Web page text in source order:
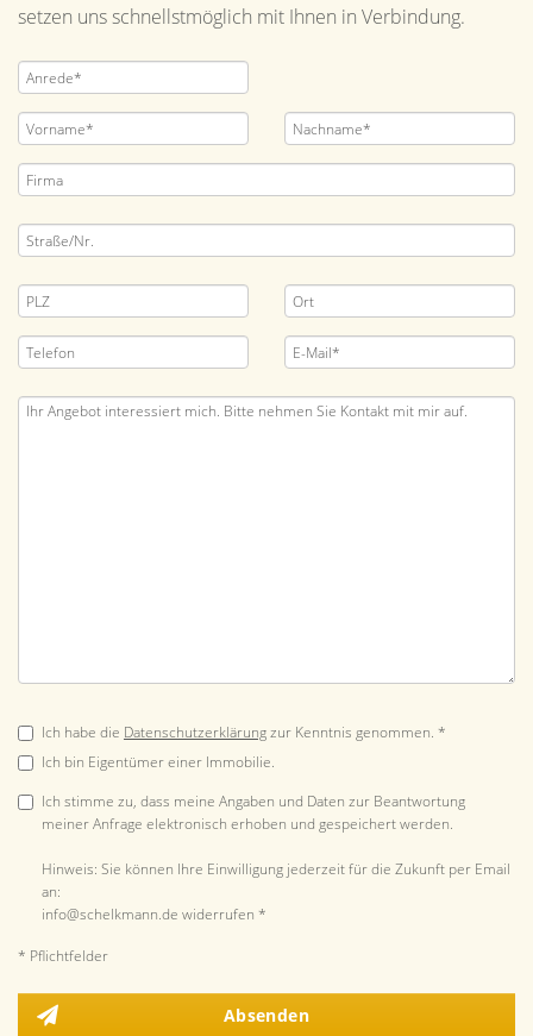
setzen uns schnellstmöglich mit Ihnen in Verbindung.
Ich habe die Datenschutzerklärungzur Kenntnis genommen. *
Ich bin Eigentümer einer Immobilie.
Ich stimme zu, dass meine Angaben und Daten zur Beantwortung
meiner Anfrage elektronisch erhoben und gespeichert werden.
Hinweis: Sie können Ihre Einwilligung jederzeit für die Zukunft per Email
an:
info@schelkmann.de widerrufen *
* Pflichtfelder
Absenden